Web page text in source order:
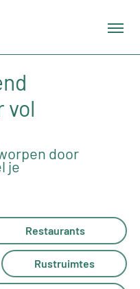
vol
door
je
Restaurants
Rustruimtes